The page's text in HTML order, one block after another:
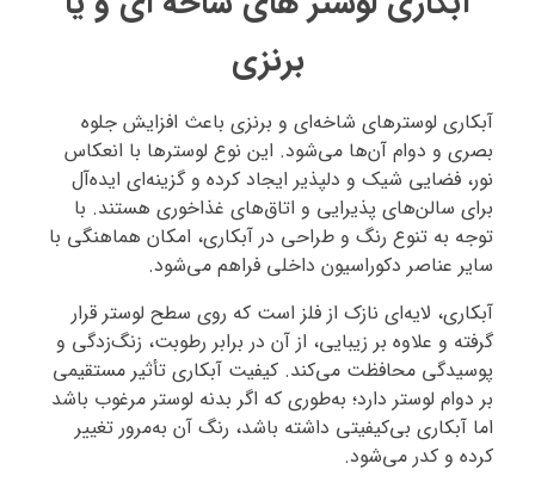
برنزی
آبکاری لوسترهای شاخه‌ای و برنزی باعث افزایش جلوه
بصری و دوام آن‌ها می‌شود. این نوع لوسترها با انعکاس
نور، فضایی شیک و دلپذیر ایجاد کرده و گزینه‌ای ایده‌آل
برای سالن‌های پذیرایی و اتاق‌های غذاخوری هستند. با
توجه به تنوع رنگ و طراحی در آبکاری، امکان هماهنگی با
سایر عناصر دکوراسیون داخلی فراهم می‌شود.
آبکاری، لایه‌ای نازک از فلز است که روی سطح لوستر قرار
گرفته و علاوه بر زیبایی، از آن در برابر رطوبت، زنگ‌زدگی و
پوسیدگی محافظت می‌کند. کیفیت آبکاری تأثیر مستقیمی
بر دوام لوستر دارد؛ به‌طوری که اگر بدنه لوستر مرغوب باشد
اما آبکاری بی‌کیفیتی داشته باشد، رنگ آن به‌مرور تغییر
کرده و کدر می‌شود.